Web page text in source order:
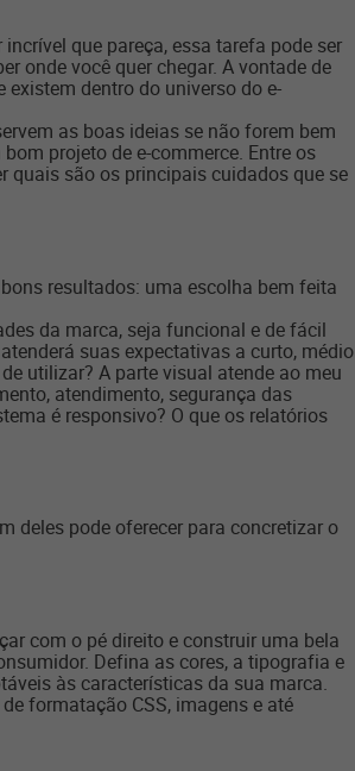
que pareça, essa tarefa pode ser
onde você quer chegar. A vontade de
dentro do universo do e-
as boas ideias se não forem bem
projeto de e-commerce. Entre os
quais são os principais cuidados que se
resultados: uma escolha bem feita
da marca, seja funcional e de fácil
suas expectativas a curto, médio
utilizar? A parte visual atende ao meu
atendimento, segurança das
é responsivo? O que os relatórios
deles pode oferecer para concretizar o
com o pé direito e construir uma bela
Defina as cores, a tipografia e
às características da sua marca.
formatação CSS, imagens e até